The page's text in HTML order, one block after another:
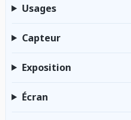
Usages
Capteur
Exposition
Écran